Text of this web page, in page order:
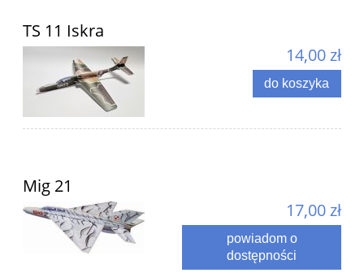
TS 11 Iskra
14,00 zł
do koszyka
Mig 21
17,00 zł
powiadom o
dostępności